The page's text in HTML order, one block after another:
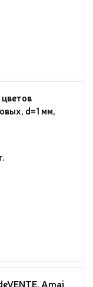
d=1 мм,
с цветными
в
Amai